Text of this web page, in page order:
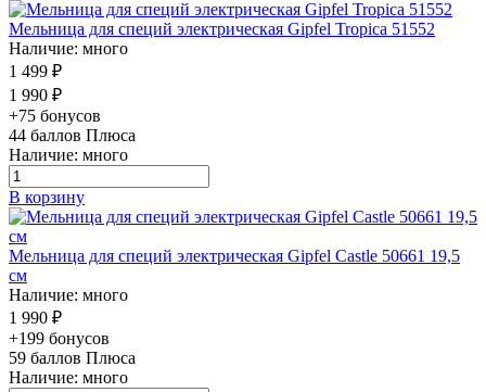
Мельница для специй электрическая Gipfel Tropica 51552
Наличие: много
1 499 ₽
1 990 ₽
+75 бонусов
44 баллов Плюса
Наличие: много
В корзину
Мельница для специй электрическая Gipfel Castle 50661 19,5
см
Наличие: много
1 990 ₽
+199 бонусов
59 баллов Плюса
Наличие: много